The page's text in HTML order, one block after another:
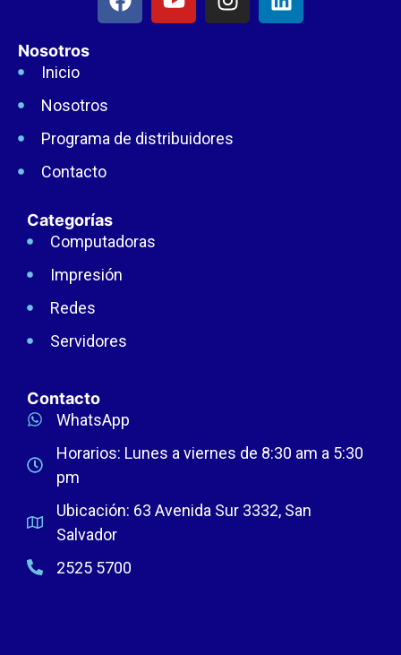
Nosotros
Inicio
Nosotros
Programa de distribuidores
Contacto
Categorías
Computadoras
Impresión
Redes
Servidores
Contacto
WhatsApp
Horarios: Lunes a viernes de 8:30 am a 5:30
pm
Ubicación: 63 Avenida Sur 3332, San
Salvador
2525 5700